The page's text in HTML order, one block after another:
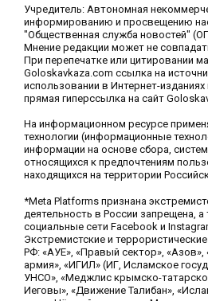
Учредитель: Автономная
информированию и просвещению
"Общественная служба новостей"
Мнение редакции может не
При перепечатке или цитировании
Goloskavkaza.com ссылка на
использовании в Интернет-изданиях
прямая гиперссылка на сайт
На информационном ресурсе
технологии (информационные
информации на основе сбора,
относящихся к предпочтениям
находящихся на территории
*Meta Platforms признана
деятельность в России запрещена,
социальные сети Facebook и
Экстремистские и
РФ: «АУЕ», «Правый сектор», «Азов»,
армия», «ИГИЛ» (ИГ, Исламское
УНСО», «Меджлис крымско-
Иеговы», «Движение Талибан»,